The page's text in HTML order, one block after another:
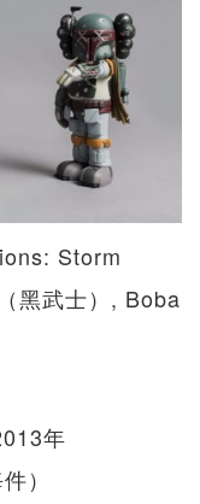
Storm
黑武士）, Boba
年
）